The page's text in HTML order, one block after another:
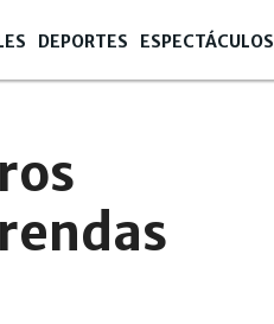
DEPORTES ESPECTÁCULOS